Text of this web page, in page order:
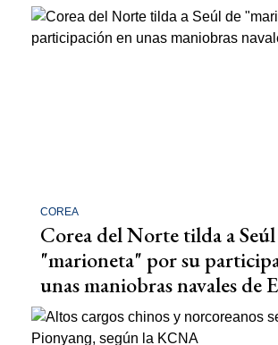
COREA
Corea del Norte tilda a
"marioneta" por su
unas maniobras navales de